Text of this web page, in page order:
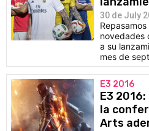
30 de July
novedades
a su
mes de
E3 2016
E3
la
Arts